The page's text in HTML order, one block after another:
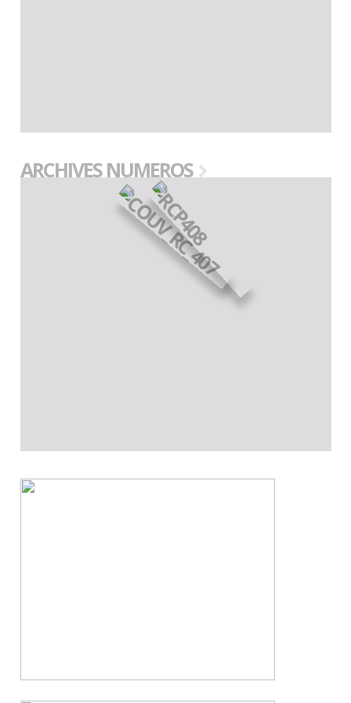
ARCHIVES NUMEROS